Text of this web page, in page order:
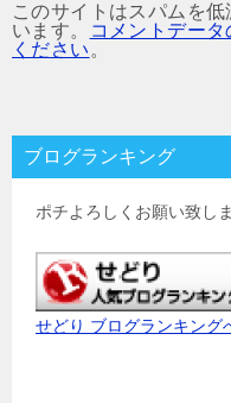
このサイトはスパムを
います。
コメントデー
ください 。
ブログランキング
ポチよろしくお願い致しま
せどり ブログランキング